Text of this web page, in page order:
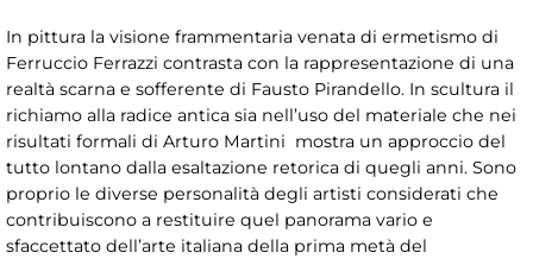
In pittura la visione frammentaria venata di ermetismo di
Ferruccio Ferrazzi contrasta con la rappresentazione di una
realtà scarna e sofferente di Fausto Pirandello. In scultura il
richiamo alla radice antica sia nell’uso del materiale che nei
risultati formali di Arturo Martini mostra un approccio del
tutto lontano dalla esaltazione retorica di quegli anni. Sono
proprio le diverse personalità degli artisti considerati che
contribuiscono a restituire quel panorama vario e
sfaccettato dell’arte italiana della prima metà del